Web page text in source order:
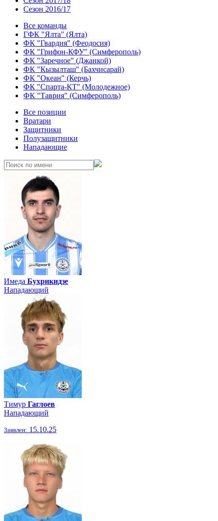
Сезон 2016/17
Все команды
ГФК "Ялта" (Ялта)
ФК "Гвардия" (Феодосия)
ФК "Грифон-КФУ" (Симферополь)
ФК "Заречное" (Джанкой)
ФК "Кызылташ" (Бахчисарай)
ФК "Океан" (Керчь)
ФК "Спарта-КТ" (Молодежное)
ФК "Таврия" (Симферополь)
Все позиции
Вратари
Защитники
Полузащитники
Нападающие
Имеда Бухрикидзе
Нападающий
Тимур Гаглоев
Нападающий
Заявлен: 15.10.25